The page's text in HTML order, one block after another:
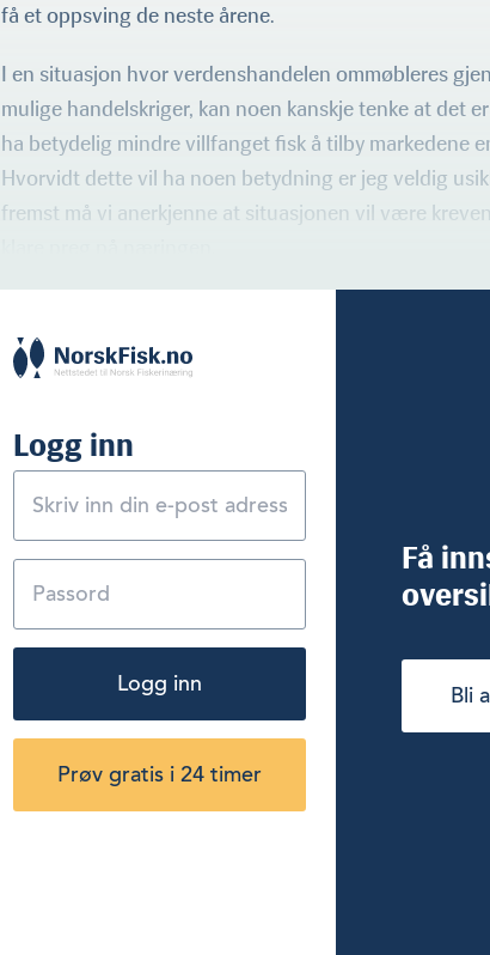
få et oppsving de neste årene.
I en situasjon hvor verdenshandelen ommøbleres
mulige handelskriger, kan noen kanskje tenke at det
ha betydelig mindre villfanget fisk å tilby markedene
Hvorvidt dette vil ha noen betydning er jeg veldig
fremst må vi anerkjenne at situasjonen vil være
Logg inn
Logg inn
Prøv gratis i 24 timer
Få
Bli